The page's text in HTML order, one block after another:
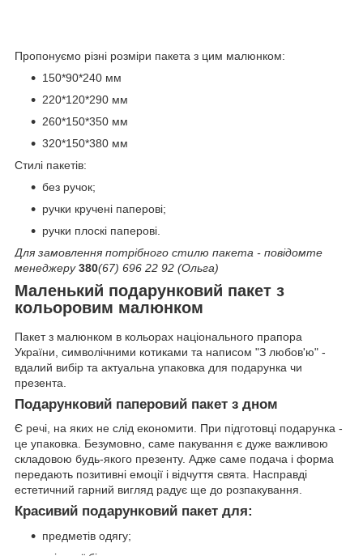
Пропонуємо різні розміри пакета з цим малюнком:
150*90*240 мм
220*120*290 мм
260*150*350 мм
320*150*380 мм
Стилі пакетів:
без ручок;
ручки кручені паперові;
ручки плоскі паперові.
Для замовлення потрібного стилю пакета - повідомте
менеджеру380(67) 696 22 92 (Ольга)
Маленький подарунковий пакет з
кольоровим малюнком
Пакет з малюнком в кольорах національного прапора
України, символічними котиками та написом "З любов'ю" -
вдалий вибір та актуальна упаковка для подарунка чи
презента.
Подарунковий паперовий пакет з дном
Є речі, на яких не слід економити. При підготовці подарунка -
це упаковка. Безумовно, саме пакування є дуже важливою
складовою будь-якого презенту. Адже саме подача і форма
передають позитивні емоції і відчуття свята. Насправді
естетичний гарний вигляд радує ще до розпакування.
Красивий подарунковий пакет для:
предметів одягу;